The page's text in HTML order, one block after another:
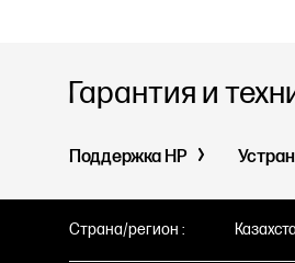
Гарантия и
Поддержка HP
Страна/регион :